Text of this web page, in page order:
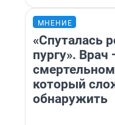
МНЕНИЕ
«Спуталась
пургу». Врач
который
обнаружить